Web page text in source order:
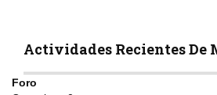
Actividades Recientes De
Foro